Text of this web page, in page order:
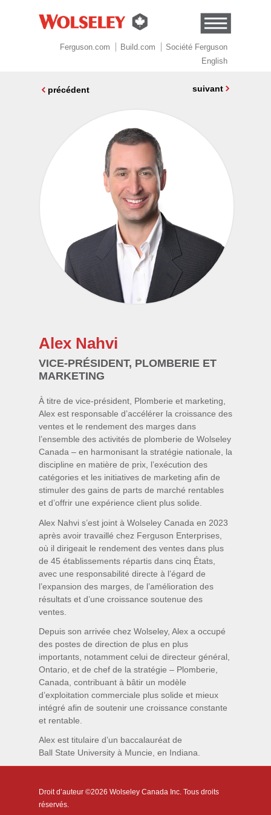
Ferguson.com Build.com
Société Ferguson
English
précédent suivant
Alex Nahvi
VICE-PRÉSIDENT, PLOMBERIE ET
MARKETING
À titre de vice-président, Plomberie et marketing,
Alex est responsable d’accélérer la croissance des
ventes et le rendement des marges dans
l’ensemble des activités de plomberie de Wolseley
Canada – en harmonisant la stratégie nationale, la
discipline en matière de prix, l’exécution des
catégories et les initiatives de marketing afin de
stimuler des gains de parts de marché rentables
et d’offrir une expérience client plus solide.
Alex Nahvi s’est joint à Wolseley Canada en 2023
après avoir travaillé chez Ferguson Enterprises,
où il dirigeait le rendement des ventes dans plus
de 45 établissements répartis dans cinq États,
avec une responsabilité directe à l’égard de
l’expansion des marges, de l’amélioration des
résultats et d’une croissance soutenue des
ventes.
Depuis son arrivée chez Wolseley, Alex a occupé
des postes de direction de plus en plus
importants, notamment celui de directeur général,
Ontario, et de chef de la stratégie – Plomberie,
Canada, contribuant à bâtir un modèle
d’exploitation commerciale plus solide et mieux
intégré afin de soutenir une croissance constante
et rentable.
Alex est titulaire d’un baccalauréat de
Ball State University à Muncie, en Indiana.
Droit d’auteur ©2026 Wolseley Canada Inc. Tous droits
réservés.